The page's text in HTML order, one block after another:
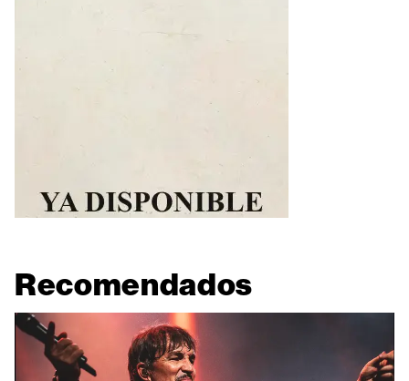
Recomendados